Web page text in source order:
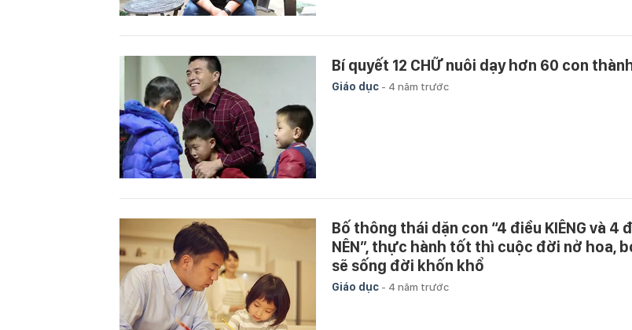
Bí quyết 12 CHỮ nuôi dạy hơn 60 con
Giáo dục - 4 năm trước
Bố thông thái dặn con “4 điều KIÊNG và 4
NÊN”, thực hành tốt thì cuộc đời nở hoa,
sẽ sống đời khốn khổ
Giáo dục - 4 năm trước